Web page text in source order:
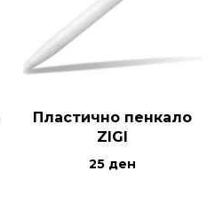
Пластично пенкало
ZIGI
25 ден